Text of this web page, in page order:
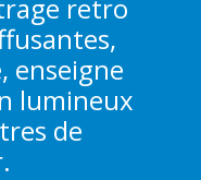
retro
enseigne
lumineux
de